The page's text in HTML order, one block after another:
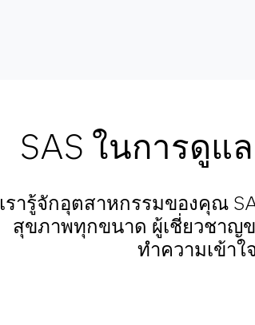
SAS ในการดู
เรารู้จักอุตสาหกรรมของคุณ
สุขภาพทุกขนาด ผู้เชี่ยวชาญ
ทำความเข้า